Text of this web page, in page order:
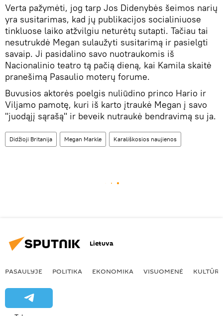
Verta pažymėti, jog tarp Jos Didenybės šeimos narių
yra susitarimas, kad jų publikacijos socialiniuose
tinkluose laiko atžvilgiu neturėtų sutapti. Tačiau tai
nesutrukdė Megan sulaužyti susitarimą ir pasielgti
savaip. Ji pasidalino savo nuotraukomis iš
Nacionalinio teatro tą pačią dieną, kai Kamila skaitė
pranešimą Pasaulio moterų forume.
Buvusios aktorės poelgis nuliūdino princo Hario ir
Viljamo pamotę, kuri iš karto įtraukė Megan į savo
"juodąjį sąrašą" ir beveik nutraukė bendravimą su ja.
Didžioji Britanija Megan Markle Karališkosios naujienos
Lietuva
PASAULYJE POLITIKA EKONOMIKA VISUOMENĖ KULTŪRA